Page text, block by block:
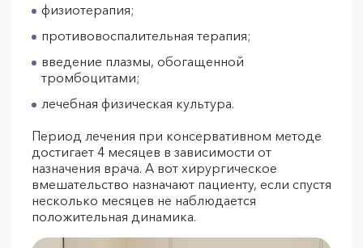
физиотерапия;
противовоспалительная терапия;
введение плазмы, обогащенной
тромбоцитами;
лечебная физическая культура.
Период лечения при консервативном методе
достигает 4 месяцев в зависимости от
назначения врача. А вот хирургическое
вмешательство назначают пациенту, если спустя
несколько месяцев не наблюдается
положительная динамика.